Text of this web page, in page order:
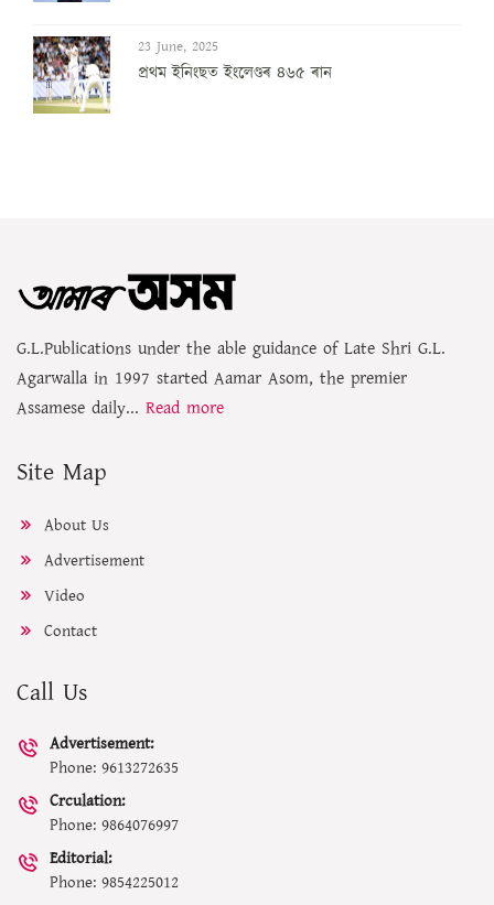
23 June, 2025
প্ৰথম ইনিংছত ইংলেণ্ডৰ ৪৬৫ ৰান
G.L.Publications under the able guidance of Late Shri G.L.
Agarwalla in 1997 started Aamar Asom, the premier
Assamese daily... Read more
Site Map
About Us
Advertisement
Video
Contact
Call Us
Advertisement:
Phone: 9613272635
Crculation:
Phone: 9864076997
Editorial:
Phone: 9854225012